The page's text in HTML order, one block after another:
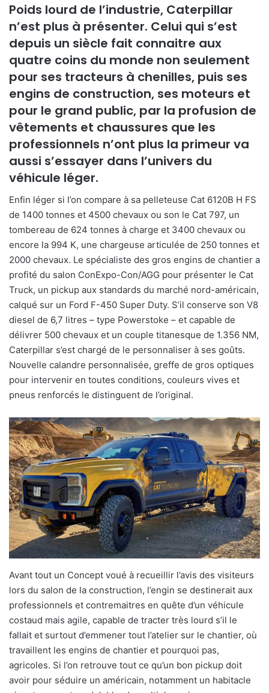
Poids lourd de l’industrie, Caterpillar
n’est plus à présenter. Celui qui s’est
depuis un siècle fait connaitre aux
quatre coins du monde non seulement
pour ses tracteurs à chenilles, puis ses
engins de construction, ses moteurs et
pour le grand public, par la profusion de
vêtements et chaussures que les
professionnels n’ont plus la primeur va
aussi s’essayer dans l’univers du
véhicule léger.
Enfin léger si l’on compare à sa pelleteuse Cat 6120B H FS
de 1400 tonnes et 4500 chevaux ou son le Cat 797, un
tombereau de 624 tonnes à charge et 3400 chevaux ou
encore la 994 K, une chargeuse articulée de 250 tonnes et
2000 chevaux. Le spécialiste des gros engins de chantier a
profité du salon ConExpo-Con/AGG pour présenter le Cat
Truck, un pickup aux standards du marché nord-américain,
calqué sur un Ford F-450 Super Duty. S’il conserve son V8
diesel de 6,7 litres – type Powerstoke – et capable de
délivrer 500 chevaux et un couple titanesque de 1.356 NM,
Caterpillar s’est chargé de le personnaliser à ses goûts.
Nouvelle calandre personnalisée, greffe de gros optiques
pour intervenir en toutes conditions, couleurs vives et
pneus renforcés le distinguent de l’original.
Avant tout un Concept voué à recueillir l’avis des visiteurs
lors du salon de la construction, l’engin se destinerait aux
professionnels et contremaitres en quête d’un véhicule
costaud mais agile, capable de tracter très lourd s’il le
fallait et surtout d’emmener tout l’atelier sur le chantier, où
travaillent les engins de chantier et pourquoi pas,
agricoles. Si l’on retrouve tout ce qu’un bon pickup doit
avoir pour séduire un américain, notamment un habitacle